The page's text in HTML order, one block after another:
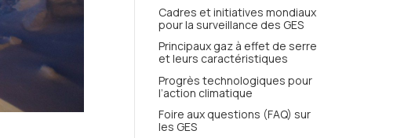
Cadres et initiatives mondiaux
pour la surveillance des GES
Principaux gaz à effet de serre
et leurs caractéristiques
Progrès technologiques pour
l’action climatique
Foire aux questions (FAQ) sur
les GES